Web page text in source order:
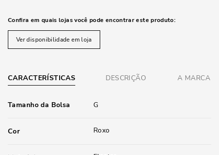
Confira em quais lojas você pode encontrar este produto:
Ver disponibilidade em loja
CARACTERÍSTICAS DESCRIÇÃO A MARCA
Tamanho da Bolsa G
Cor Roxo